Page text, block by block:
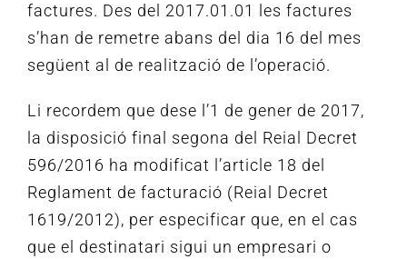
factures. Des del 2017.01.01 les factures
s’han de remetre abans del dia 16 del mes
següent al de realització de l’operació.
Li recordem que dese l’1 de gener de 2017,
la disposició final segona del Reial Decret
596/2016 ha modificat l’article 18 del
Reglament de facturació (Reial Decret
1619/2012), per especificar que, en el cas
que el destinatari sigui un empresari o